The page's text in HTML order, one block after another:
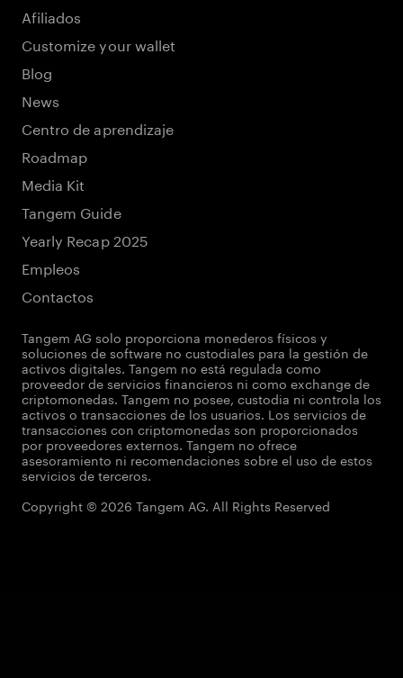
Afiliados
Customize your wallet
Blog
News
Centro de aprendizaje
Roadmap
Media Kit
Tangem Guide
Yearly Recap 2025
Empleos
Contactos
Tangem AG solo proporciona monederos físicos y
soluciones de software no custodiales para la gestión de
activos digitales. Tangem no está regulada como
proveedor de servicios financieros ni como exchange de
criptomonedas. Tangem no posee, custodia ni controla los
activos o transacciones de los usuarios. Los servicios de
transacciones con criptomonedas son proporcionados
por proveedores externos. Tangem no ofrece
asesoramiento ni recomendaciones sobre el uso de estos
servicios de terceros.